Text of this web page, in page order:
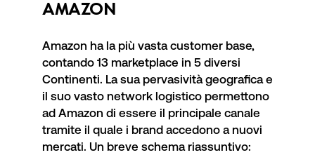
AMAZON
Amazon ha la più vastacustomer base,
contando 13 marketplace in 5 diversi
Continenti. La sua pervasività geografica e
il suo vasto network logistico permettono
ad Amazon di essere il principale canale
tramite il quale i brand accedono a nuovi
mercati. Un breve schema riassuntivo: